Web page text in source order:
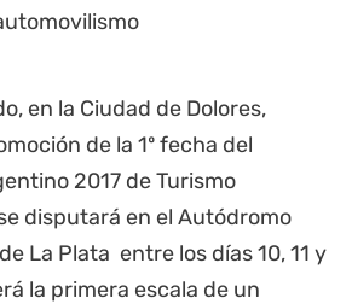
en la Ciudad de Dolores,
de la 1º fecha del
2017 de Turismo
disputará en el Autódromo
La Plata entre los días 10, 11 y
la primera escala de un